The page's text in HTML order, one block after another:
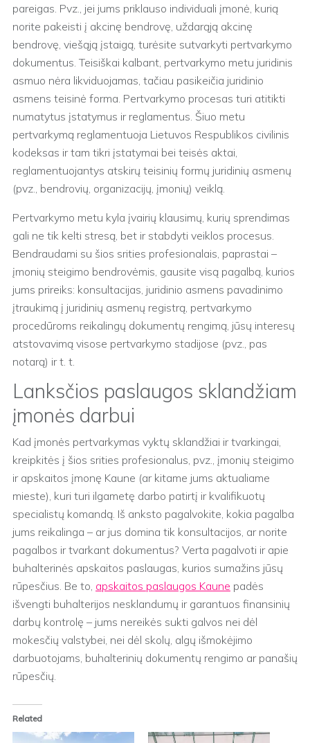
pareigas. Pvz., jei jums priklauso individuali įmonė, kurią
norite pakeisti į akcinę bendrovę, uždarąją akcinę
bendrovę, viešąją įstaigą, turėsite sutvarkyti pertvarkymo
dokumentus. Teisiškai kalbant, pertvarkymo metu juridinis
asmuo nėra likviduojamas, tačiau pasikeičia juridinio
asmens teisinė forma. Pertvarkymo procesas turi atitikti
numatytus įstatymus ir reglamentus. Šiuo metu
pertvarkymą reglamentuoja Lietuvos Respublikos civilinis
kodeksas ir tam tikri įstatymai bei teisės aktai,
reglamentuojantys atskirų teisinių formų juridinių asmenų
(pvz., bendrovių, organizacijų, įmonių) veiklą.
Pertvarkymo metu kyla įvairių klausimų, kurių sprendimas
gali ne tik kelti stresą, bet ir stabdyti veiklos procesus.
Bendraudami su šios srities profesionalais, paprastai –
įmonių steigimo bendrovėmis, gausite visą pagalbą, kurios
jums prireiks: konsultacijas, juridinio asmens pavadinimo
įtraukimą į juridinių asmenų registrą, pertvarkymo
procedūroms reikalingų dokumentų rengimą, jūsų interesų
atstovavimą visose pertvarkymo stadijose (pvz., pas
notarą) ir t. t.
Lanksčios paslaugos sklandžiam
įmonės darbui
Kad įmonės pertvarkymas vyktų sklandžiai ir tvarkingai,
kreipkitės į šios srities profesionalus, pvz., įmonių steigimo
ir apskaitos įmonę Kaune (ar kitame jums aktualiame
mieste), kuri turi ilgametę darbo patirtį ir kvalifikuotų
specialistų komandą. Iš anksto pagalvokite, kokia pagalba
jums reikalinga – ar jus domina tik konsultacijos, ar norite
pagalbos ir tvarkant dokumentus? Verta pagalvoti ir apie
buhalterinės apskaitos paslaugas, kurios sumažins jūsų
rūpesčius. Be to, apskaitos paslaugos Kaune padės
išvengti buhalterijos nesklandumų ir garantuos finansinių
darbų kontrolę – jums nereikės sukti galvos nei dėl
mokesčių valstybei, nei dėl skolų, algų išmokėjimo
darbuotojams, buhalterinių dokumentų rengimo ar panašių
rūpesčių.
Related